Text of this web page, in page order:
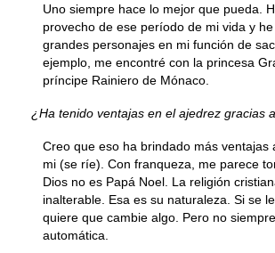
Uno siempre hace lo mejor que pueda.
provecho de ese período de mi vida y
grandes personajes en mi función de
ejemplo, me encontré con la princesa
príncipe Rainiero de Mónaco.
¿Ha tenido ventajas en el ajedrez gracias
Creo que eso ha brindado más ventajas
mi (se ríe). Con franqueza, me parece
Dios no es Papá Noel. La religión
inalterable. Esa es su naturaleza. Si se
quiere que cambie algo. Pero no
automática.